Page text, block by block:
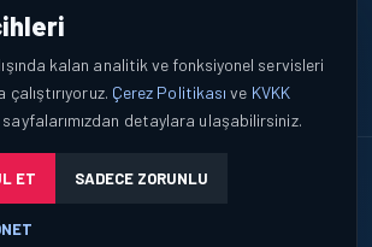
I Havacılık Veri ve Analiz Platformu. Tüm
açık bilgilendirme ve tercih yönetimi
kalan analitik ve fonksiyonel servisleri
çalıştırıyoruz. Çerez Politikası ve KVKK
sayfalarımızdan detaylara ulaşabilirsiniz.
ET SADECE ZORUNLU